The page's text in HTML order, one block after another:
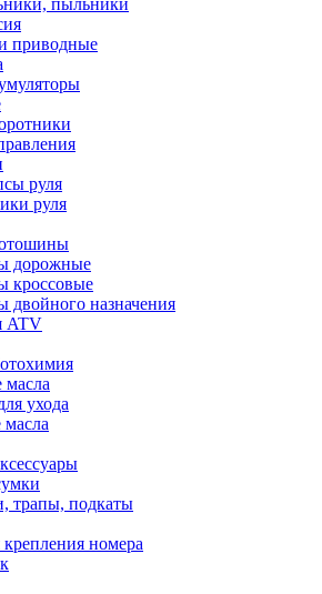
приводные
руля
руля
дорожные
кроссовые
назначения
ATV
ухода
трапы, подкаты
номера